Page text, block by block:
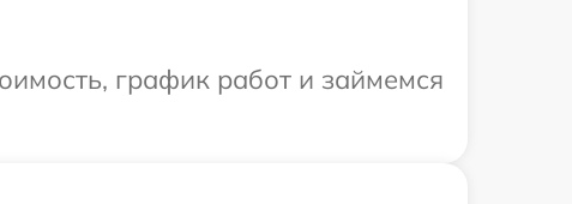
график работ и займемся